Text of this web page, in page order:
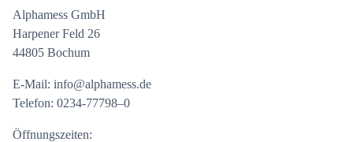
Alphamess GmbH
Harpener Feld 26
44805 Bochum
E-Mail: info@alphamess.de
Telefon: 0234-77798–0
Öffnungszeiten: